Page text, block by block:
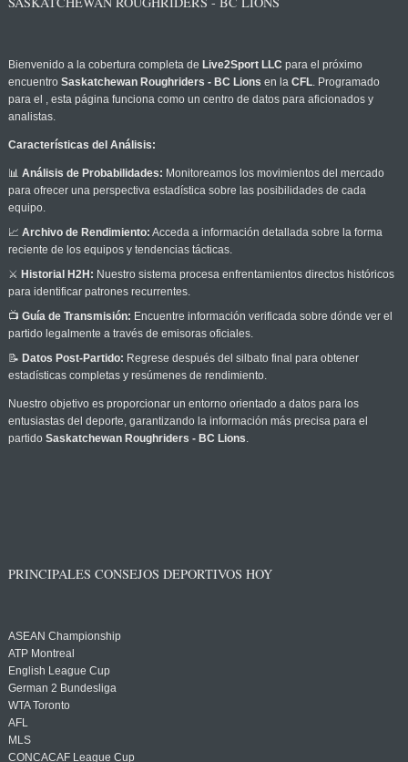
Bienvenido a la cobertura completa de Live2Sport LLC para el próximo
encuentro Saskatchewan Roughriders - BC Lions en la CFL. Programado
para el , esta página funciona como un centro de datos para aficionados y
analistas.
Características del Análisis:
📊 Análisis de Probabilidades: Monitoreamos los movimientos del mercado
para ofrecer una perspectiva estadística sobre las posibilidades de cada
equipo.
📈 Archivo de Rendimiento: Acceda a información detallada sobre la forma
reciente de los equipos y tendencias tácticas.
⚔️ Historial H2H: Nuestro sistema procesa enfrentamientos directos históricos
para identificar patrones recurrentes.
📺 Guía de Transmisión: Encuentre información verificada sobre dónde ver el
partido legalmente a través de emisoras oficiales.
📝 Datos Post-Partido: Regrese después del silbato final para obtener
estadísticas completas y resúmenes de rendimiento.
Nuestro objetivo es proporcionar un entorno orientado a datos para los
entusiastas del deporte, garantizando la información más precisa para el
partido Saskatchewan Roughriders - BC Lions.
PRINCIPALES CONSEJOS DEPORTIVOS HOY
ASEAN Championship
ATP Montreal
English League Cup
German 2 Bundesliga
WTA Toronto
AFL
MLS
CONCACAF League Cup